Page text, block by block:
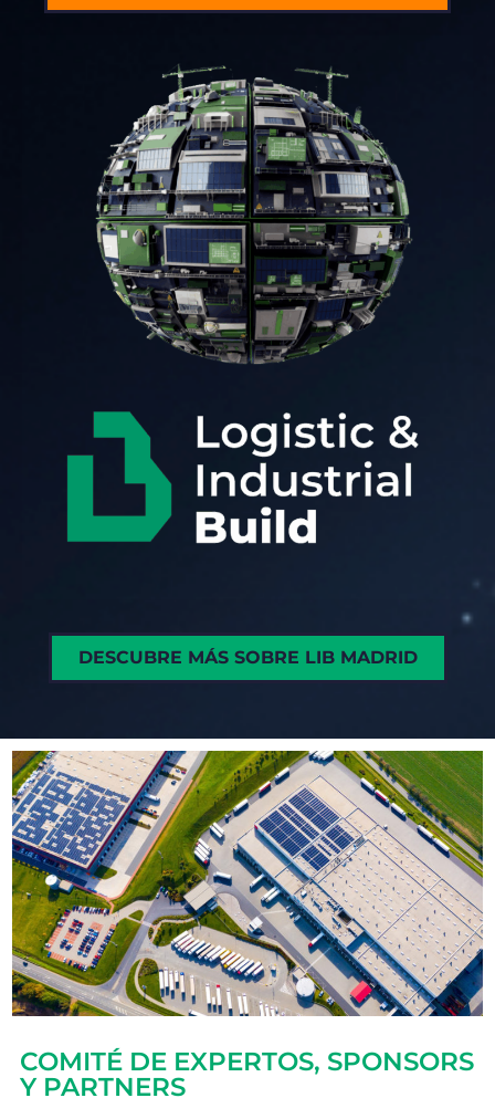
DESCUBRE MÁS SOBRE LIB MADRID
COMITÉ DE EXPERTOS, SPONSORS
Y PARTNERS